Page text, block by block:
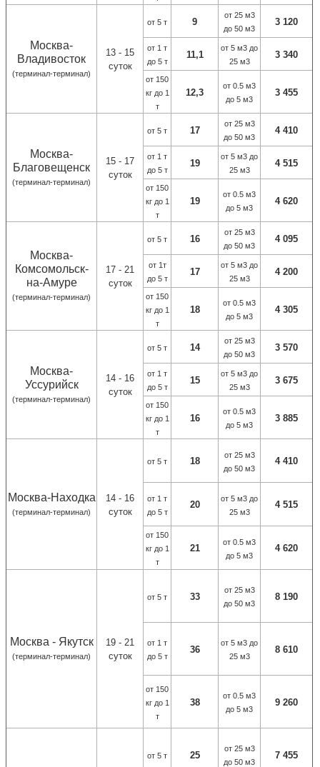
Москва-
Владивосток
(терминал-терминал)
13 - 15
суток
от 5 т 9
от 25 м3
до 50 м3
3 120
от 1 т
до 5 т
11,1
от 5 м3 до
25 м3
3 340
от 150
кг до 1
т
12,3
от 0.5 м3
до 5 м3
3 455
Москва-
Благовещенск
(терминал-терминал)
15 - 17
суток
от 5 т 17
от 25 м3
до 50 м3
4 410
от 1 т
до 5 т
19
от 5 м3 до
25 м3
4 515
от 150
кг до 1
т
19
от 0.5 м3
до 5 м3
4 620
Москва-
Комсомольск-
на-Амуре
(терминал-терминал)
17 - 21
суток
от 5 т 16
от 25 м3
до 50 м3
4 095
от 1т
до 5 т
17
от 5 м3 до
25 м3
4 200
от 150
кг до 1
т
18
от 0.5 м3
до 5 м3
4 305
Москва-
Уссурийск
(терминал-терминал)
14 - 16
суток
от 5 т 14
от 25 м3
до 50 м3
3 570
от 1 т
до 5 т
15
от 5 м3 до
25 м3
3 675
от 150
кг до 1
т
16
от 0.5 м3
до 5 м3
3 885
Москва-Находка
(терминал-терминал)
14 - 16
суток
от 5 т 18
от 25 м3
до 50 м3
4 410
от 1 т
до 5 т
20
от 5 м3 до
25 м3
4 515
от 150
кг до 1
т
21
от 0.5 м3
до 5 м3
4 620
Москва - Якутск
(терминал-терминал)
19 - 21
суток
от 5 т 33
от 25 м3
до 50 м3
8 190
от 1 т
до 5 т
36
от 5 м3 до
25 м3
8 610
от 150
кг до 1
т
38
от 0.5 м3
до 5 м3
9 260
от 5 т 25
от 25 м3
до 50 м3
7 455